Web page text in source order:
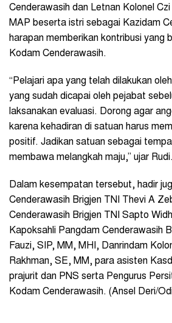
Cenderawasih dan Letnan Kolonel
MAP beserta istri sebagai Kazidam
harapan memberikan kontribusi yang
Kodam Cenderawasih.
“Pelajari apa yang telah dilakukan
yang sudah dicapai oleh pejabat
laksanakan evaluasi. Dorong agar
karena kehadiran di satuan harus
positif. Jadikan satuan sebagai
membawa melangkah maju,” ujar Rudi.
Dalam kesempatan tersebut, hadir
Cenderawasih Brigjen TNI Thevi A
Cenderawasih Brigjen TNI Sapto
Kapoksahli Pangdam Cenderawasih
Fauzi, SIP, MM, MHI, Danrindam
Rakhman, SE, MM, para asisten
prajurit dan PNS serta Pengurus
Kodam Cenderawasih. (Ansel Deri/